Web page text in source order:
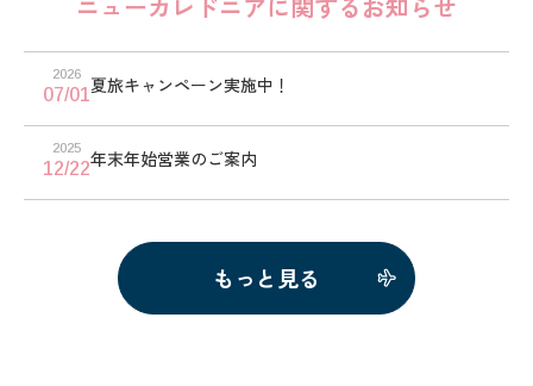
2026
07/01夏旅キャンペーン実施中！
2025
12/22年末年始営業のご案内
もっと見る